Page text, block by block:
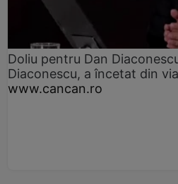
Doliu pentru Dan
Diaconescu, a încetat din
www.cancan.ro